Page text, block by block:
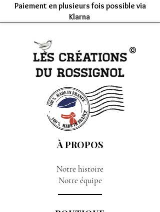
Paiement en plusieurs fois possible via
Klarna
À PROPOS
Notre histoire
Notre équipe